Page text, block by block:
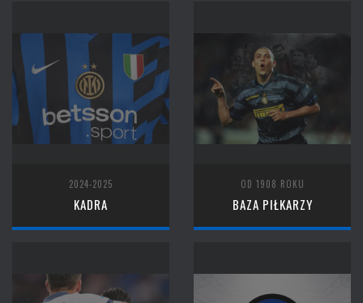
2024-2025
KADRA
OD 1908 ROKU
BAZA PIŁKARZY